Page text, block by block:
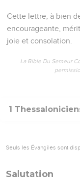
Cette lettre, à bien
encourageante,
joie et consolation.
La Bible Du Semeur
1
Seuls les Évangiles sont
Salutation